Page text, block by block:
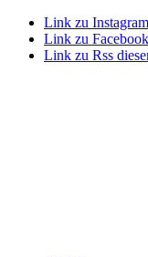
Link zu Instagram
Link zu Facebook
Link zu Rss